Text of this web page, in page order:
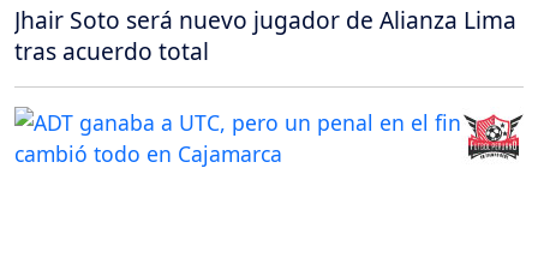
Jhair Soto será nuevo jugador de Alianza Lima
tras acuerdo total